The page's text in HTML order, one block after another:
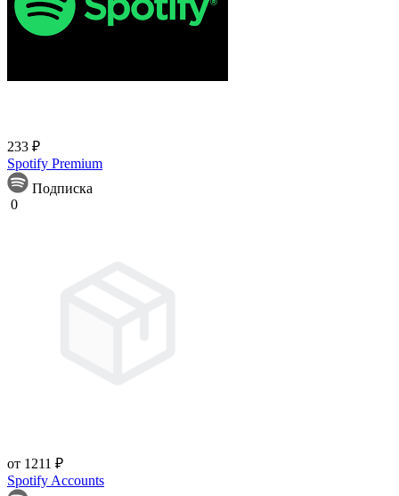
233 ₽
Spotify Premium
Подписка
0
от 1211 ₽
Spotify Accounts